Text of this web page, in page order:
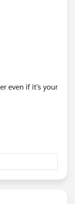
even if it's your